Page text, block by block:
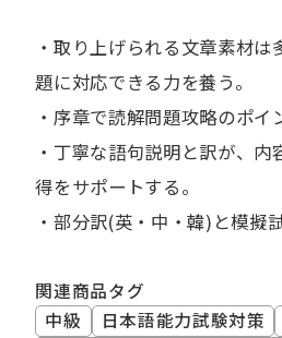
・取り上げられる文章素材
題に対応できる力を養う。
・序章で読解問題攻略のポイ
・丁寧な語句説明と訳が、内
得をサポートする。
・部分訳(英・中・韓)と模擬
関連商品タグ
中級
日本語能力試験対策